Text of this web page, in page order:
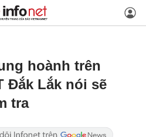
hoành trên
Đắk Lắk nói sẽ
tra